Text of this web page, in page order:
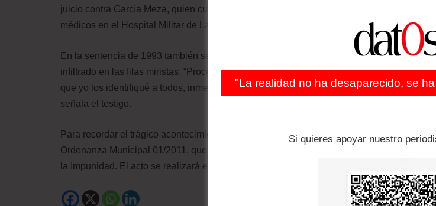
juicio contra García Meza, quien cumple una condena de 30 años de presidio, pero
médicos en el Hospital Militar de La Paz.
En la sentencia de 1993 también se encuentra el relato de Adhemar Alarcón, un agente
infiltrado en las filas miristas. “Procedimos a la captura de ocho (…) no hubo resistencia
que yo los identifiqué a todos, inmediatamente se procedió a su eliminación con disparos
señala el testigo.
Para recordar el trágico acontecimiento, la Alcaldía de La Paz alistó un homenaje en
Ordenanza Municipal 01/2011, que establece el 15 de enero de cada año como el Día de
la Impunidad. El acto se realizará en el Memorial 15 de Enero (10.00), ubicado en la
"La realidad no ha desaparecido, se
Si quieres apoyar nuestro